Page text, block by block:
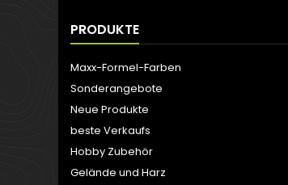
PRODUKTE
Maxx-Formel-Farben
Sonderangebote
Neue Produkte
beste Verkaufs
Hobby Zubehör
Gelände und Harz